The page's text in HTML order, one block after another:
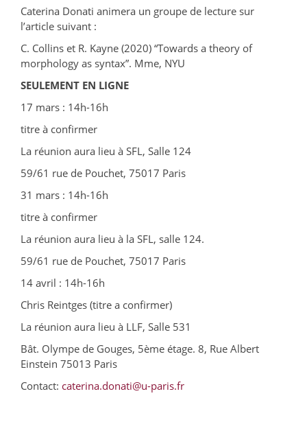
Caterina Donati animera un groupe de lecture sur
l’article suivant :
C. Collins et R. Kayne (2020) “Towards a theory of
morphology as syntax”. Mme, NYU
SEULEMENT EN LIGNE
17 mars : 14h-16h
titre à confirmer
La réunion aura lieu à SFL, Salle 124
59/61 rue de Pouchet, 75017 Paris
31 mars : 14h-16h
titre à confirmer
La réunion aura lieu à la SFL, salle 124.
59/61 rue de Pouchet, 75017 Paris
14 avril : 14h-16h
Chris Reintges (titre a confirmer)
La réunion aura lieu à LLF, Salle 531
Bât. Olympe de Gouges, 5ème étage. 8, Rue Albert
Einstein 75013 Paris
Contact: caterina.donati@u-paris.fr